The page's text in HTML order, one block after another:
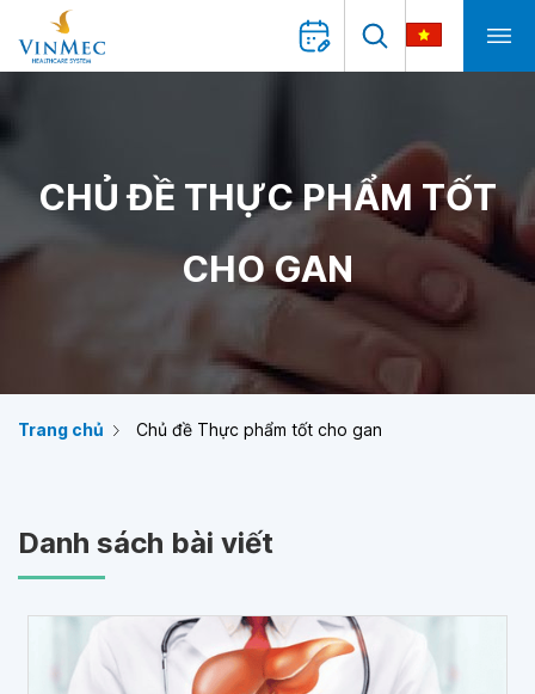
CHỦ ĐỀ THỰC PHẨM TỐT
CHO GAN
Trang chủ Chủ đề Thực phẩm tốt cho gan
Danh sách bài viết